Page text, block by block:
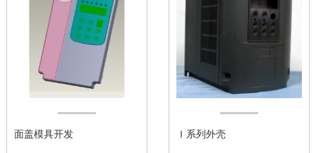
面盖模具开发 Ｉ系列外壳